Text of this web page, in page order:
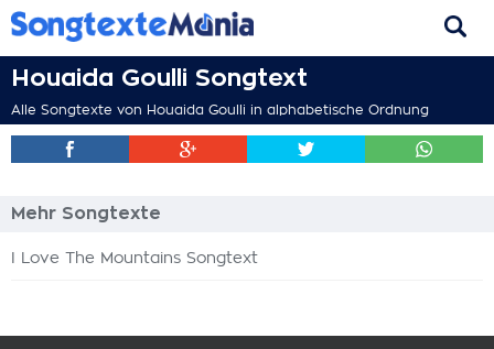
Houaida Goulli Songtext
Alle Songtexte von Houaida Goulli in alphabetische Ordnung
Mehr Songtexte
I Love The Mountains Songtext